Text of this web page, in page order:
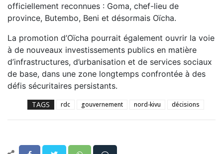
officiellement reconnues : Goma, chef-lieu de
province, Butembo, Beni et désormais Oïcha.
La promotion d’Oïcha pourrait également ouvrir la voie
à de nouveaux investissements publics en matière
d’infrastructures, d’urbanisation et de services sociaux
de base, dans une zone longtemps confrontée à des
défis sécuritaires persistants.
TAGS rdc gouvernement nord-kivu décisions